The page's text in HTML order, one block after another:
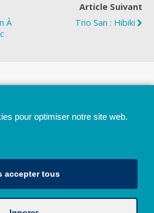
À
Article Suivant
Trio San : Hibiki
pour optimiser notre site web.
accepter tous